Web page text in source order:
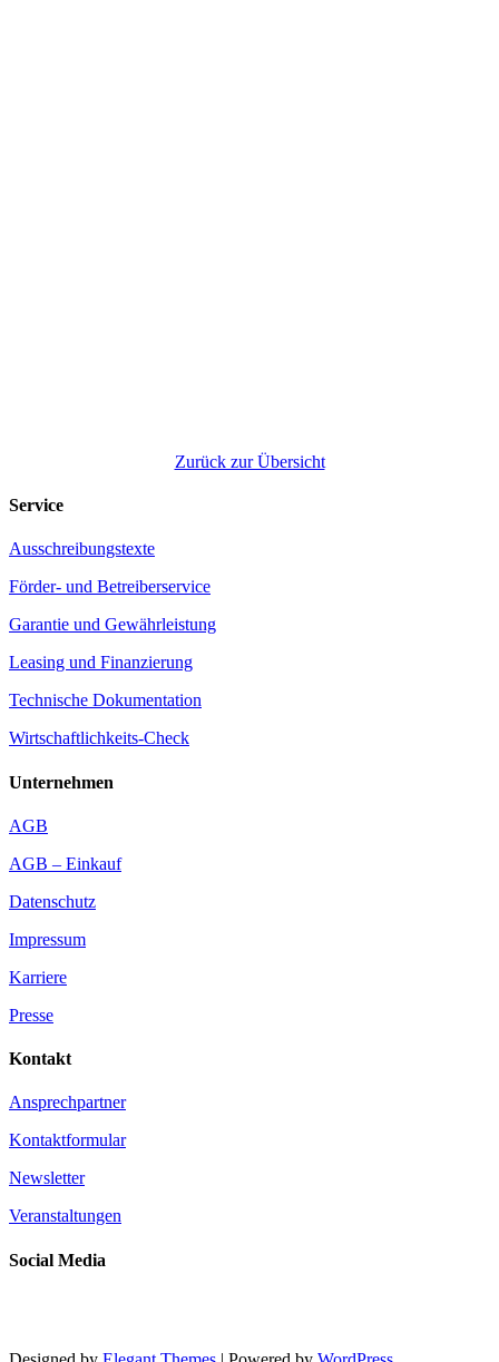
Zurück zur Übersicht
Service
Ausschreibungstexte
Förder- und Betreiberservice
Garantie und Gewährleistung
Leasing und Finanzierung
Technische Dokumentation
Wirtschaftlichkeits-Check
Unternehmen
AGB
AGB – Einkauf
Datenschutz
Impressum
Karriere
Presse
Kontakt
Ansprechpartner
Kontaktformular
Newsletter
Veranstaltungen
Social Media